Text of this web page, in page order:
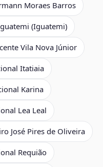
Moraes Barros
(Iguatemi)
Vila Nova Júnior
Itatiaia
Karina
Lea Leal
José Pires de Oliveira
Requião